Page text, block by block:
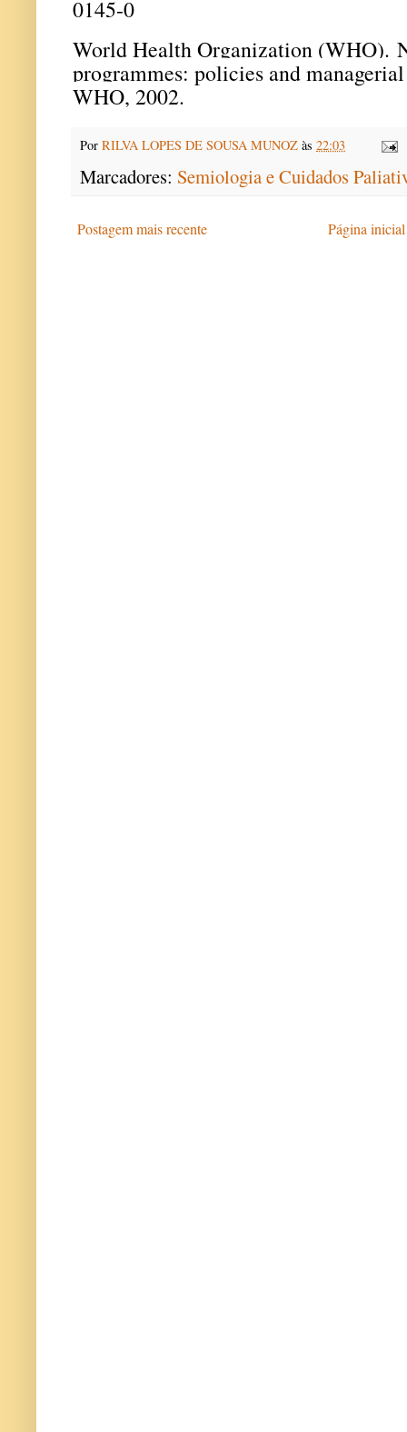
0145-0
World Health Organization (WHO).
programmes: policies and
WHO, 2002.
Por RILVA LOPES DE SOUSA MUNOZ às 22:03
Marcadores: Semiologia e Cuidados
Postagem mais recente Página inicial